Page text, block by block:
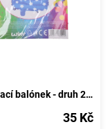
Nafukovací balónek - druh 2 azurový
35 Kč